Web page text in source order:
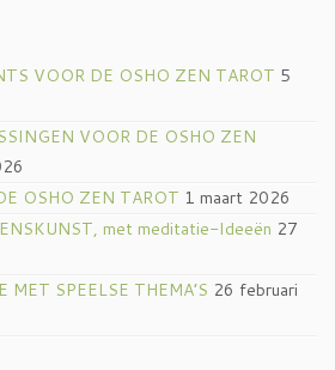
VOOR DE OSHO ZEN TAROT 5
VOOR DE OSHO ZEN
OSHO ZEN TAROT 1 maart 2026
met meditatie-Ideeën 27
MET SPEELSE THEMA’S 26 februari